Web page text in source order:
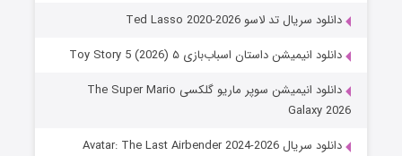
دانلود سریال تد لاسو Ted Lasso 2020-2026
دانلود انیمیشن داستان اسباب‌بازی ۵ Toy Story 5 (2026)
دانلود انیمیشن سوپر ماریو گلکسی The Super Mario
Galaxy 2026
دانلود سریال Avatar: The Last Airbender 2024-2026